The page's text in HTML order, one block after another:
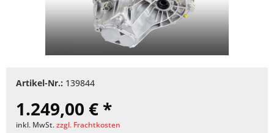
Artikel-Nr.: 139844
1.249,00 € *
inkl. MwSt.zzgl. Frachtkosten